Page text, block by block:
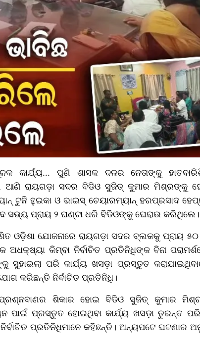
କାର୍ଯ୍ୟ... ପୁଣି ଶାସକ ଦଳର ନେତାଙ୍କୁ
ଆଣି ରାୟଗଡ଼ା ସଦର ବିଡିଓ ସୁଜିତ୍ କୁମାର ମିଶ୍ରଙ୍କୁ
ଟୁନି ହୁଇକା ଓ ଭାଇସ୍ ଚେୟାରମ୍ୟାନ୍ ହରପ୍ରସାଦ
ପ୍ରାୟ ୨ ଘଣ୍ଟା ଧରି ବିଡିଓଙ୍କୁ ଘେରାଉ କରିଥିଲେ।
ଓଡ଼ିଶା ଯୋଜନାରେ ରାୟଗଡ଼ା ସଦର ବ୍ଲକକୁ ପ୍ରାୟ
କିମ୍ବା ନିର୍ବାଚିତ ପ୍ରତିନିଧିଙ୍କ ବିନା
ସୁହାଇଲା ପରି କାର୍ଯ୍ୟ ଖସଡ଼ା ପ୍ରସ୍ତୁତ
କରିଛନ୍ତି ନିର୍ବାଚିତ ପ୍ରତିନିଧି।
ପ୍ରଶ୍ନବାଣର ଶିକାର ହୋଇ ବିଡିଓ ସୁଜିତ୍ କୁମାର ମିଶ୍ର
ପାଇଁ ପ୍ରସ୍ତୁତ ହୋଇଥିବା କାର୍ଯ୍ୟ ଖସଡ଼ା ତୁରନ୍ତ
ପ୍ରତିନିଧିମାନେ କହିଛନ୍ତି। ଅନ୍ୟପଟେ ଘଟଣାର